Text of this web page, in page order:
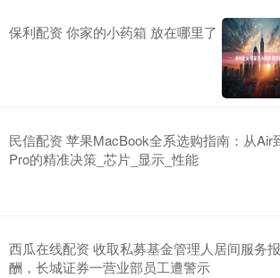
保利配资 你家的小药箱 放在哪里了
民信配资 苹果MacBook全系选购指南：从Air
Pro的精准决策_芯片_显示_性能
西瓜在线配资 收取私募基金管理人居间服务报
酬，长城证券一营业部员工遭警示